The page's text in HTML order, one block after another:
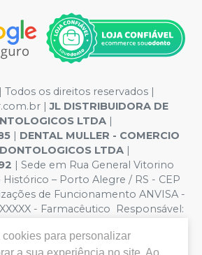
os direitos reservados |
|JL DISTRIBUIDORA DE
LTDA |
| DENTAL MULLER - COMERCIO
LTDA |
| Sede em Rua General Vitorino
– Porto Alegre / RS - CEP
de Funcionamento ANVISA -
- Farmacêutico Responsável:
meramente ilustrativas - Os preços e
cookies para personalizar
a sua experiência no site. Ao